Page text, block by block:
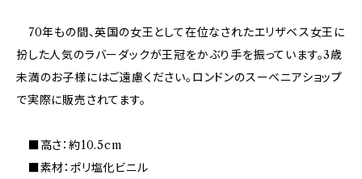
70年もの間、英国の女王として在位なされたエリザベス女王に
扮した人気のラバーダックが王冠をかぶり手を振っています。3歳
未満のお子様にはご遠慮ください。ロンドンのスーベニアショップ
で実際に販売されてます。
■高さ：約10.5cm
■素材：ポリ塩化ビニル